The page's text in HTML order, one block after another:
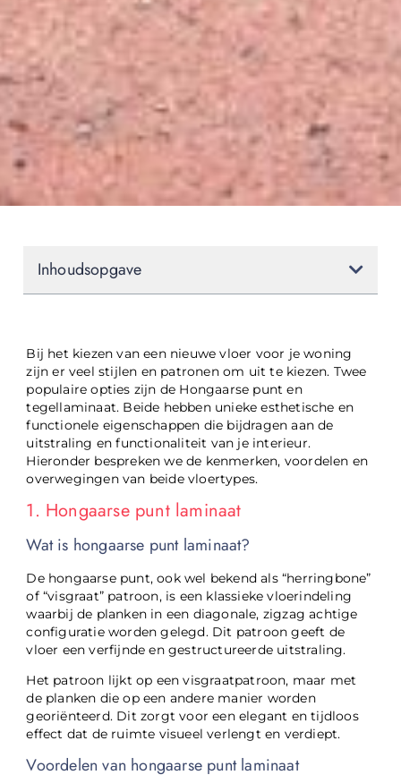
Bij het kiezen van een nieuwe vloer voor je woning
zijn er veel stijlen en patronen om uit te kiezen. Twee
populaire opties zijn de Hongaarse punt en
tegellaminaat. Beide hebben unieke esthetische en
functionele eigenschappen die bijdragen aan de
uitstraling en functionaliteit van je interieur.
Hieronder bespreken we de kenmerken, voordelen en
overwegingen van beide vloertypes.
1. Hongaarse punt laminaat
Wat is hongaarse punt laminaat?
De hongaarse punt, ook wel bekend als “herringbone”
of “visgraat” patroon, is een klassieke vloerindeling
waarbij de planken in een diagonale, zigzag achtige
configuratie worden gelegd. Dit patroon geeft de
vloer een verfijnde en gestructureerde uitstraling.
Het patroon lijkt op een visgraatpatroon, maar met
de planken die op een andere manier worden
georiënteerd. Dit zorgt voor een elegant en tijdloos
effect dat de ruimte visueel verlengt en verdiept.
Voordelen van hongaarse punt laminaat
Inhoudsopgave